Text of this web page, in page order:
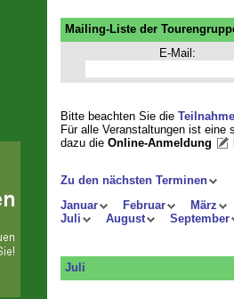
Mailing-Liste der
E-Mail:
Bitte beachten Sie die
Für alle Veranstaltungen ist
dazu die Online-Anmeldung
Zu den nächsten Terminen
Januar
Februar
März
Juli
August September
Juli